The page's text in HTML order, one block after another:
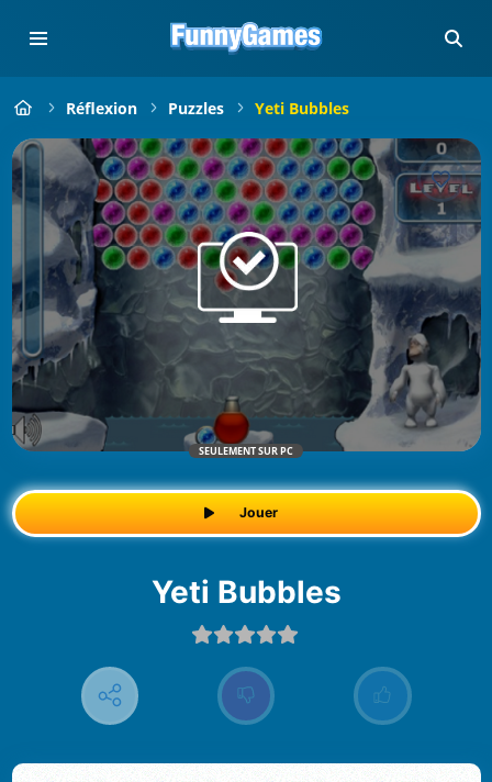
Réflexion Puzzles Yeti Bubbles
SEULEMENT SUR PC
Jouer
Yeti Bubbles